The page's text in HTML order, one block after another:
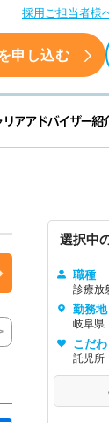
採用ご担当者様
申し込む
援情報
選択中
職種
診療放
勤務地
岐阜県
こだ
託児所